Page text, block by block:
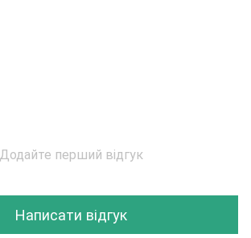
Додайте перший відгук
Написати відгук